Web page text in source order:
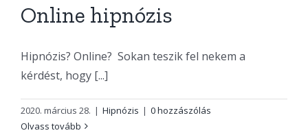
Online hipnózis
Hipnózis? Online? Sokan teszik fel nekem a
kérdést, hogy [...]
2020. március 28. | Hipnózis | 0 hozzászólás
Olvass tovább